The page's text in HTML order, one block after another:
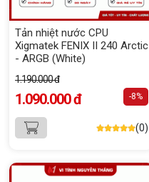
Tản nhiệt nước CPU
Xigmatek FENIX II 240 Arctic
- ARGB (White)
1.190.000 đ
1.090.000 đ -8%
(0)